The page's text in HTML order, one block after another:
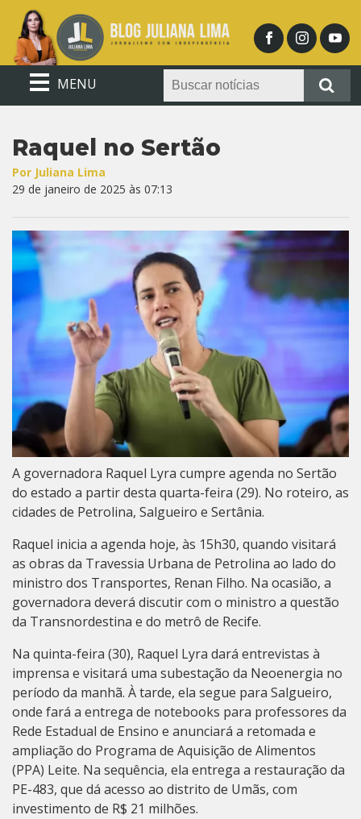
MENU
Raquel no Sertão
Por Juliana Lima
29 de janeiro de 2025 às 07:13
A governadora Raquel Lyra cumpre agenda no Sertão
do estado a partir desta quarta-feira (29). No roteiro, as
cidades de Petrolina, Salgueiro e Sertânia.
Raquel inicia a agenda hoje, às 15h30, quando visitará
as obras da Travessia Urbana de Petrolina ao lado do
ministro dos Transportes, Renan Filho. Na ocasião, a
governadora deverá discutir com o ministro a questão
da Transnordestina e do metrô de Recife.
Na quinta-feira (30), Raquel Lyra dará entrevistas à
imprensa e visitará uma subestação da Neoenergia no
período da manhã. À tarde, ela segue para Salgueiro,
onde fará a entrega de notebooks para professores da
Rede Estadual de Ensino e anunciará a retomada e
ampliação do Programa de Aquisição de Alimentos
(PPA) Leite. Na sequência, ela entrega a restauração da
PE-483, que dá acesso ao distrito de Umãs, com
investimento de R$ 21 milhões.